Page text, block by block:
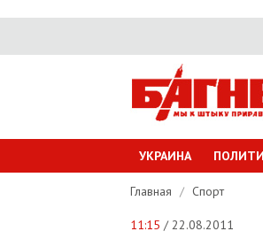
УКРАИНА
Главная / Спорт
11:15 / 22.08.2011